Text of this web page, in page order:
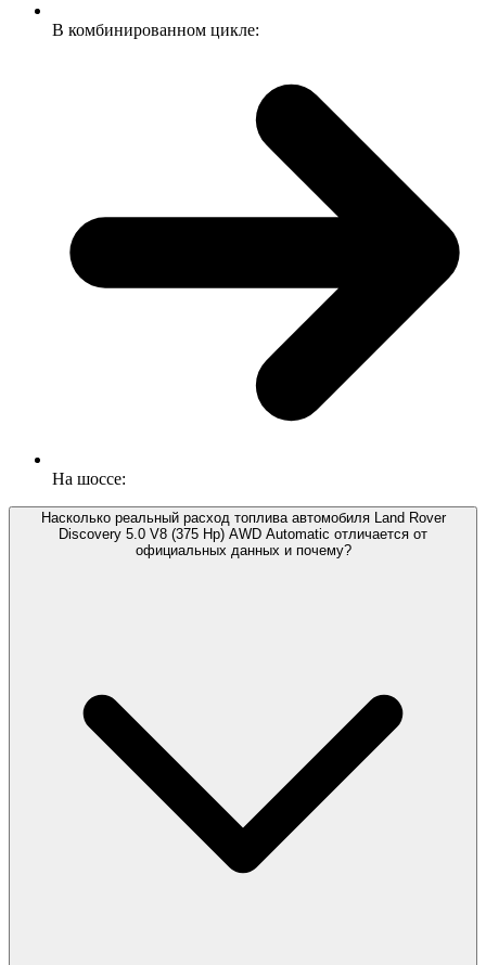
В комбинированном цикле:
На шоссе:
Насколько реальный расход топлива автомобиля Land Rover
Discovery 5.0 V8 (375 Hp) AWD Automatic отличается от
официальных данных и почему?